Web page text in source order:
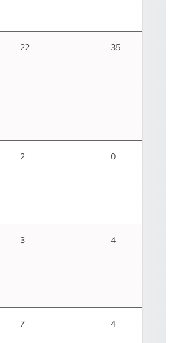
22 35
2 0
3 4
7 4